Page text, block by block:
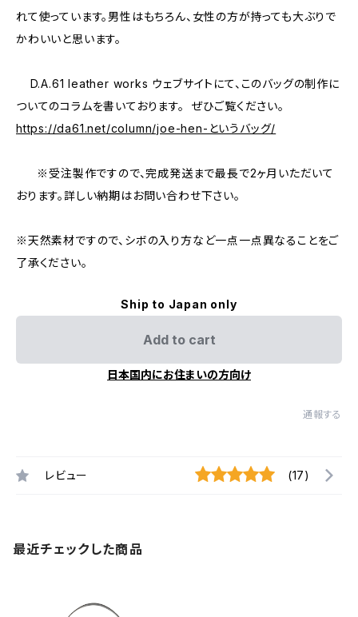
れて使っています。男性はもちろん、女性の方が持っても大ぶりで
かわいいと思います。
D.A.61 leather works ウェブサイトにて、このバッグの制作に
ついてのコラムを書いております。 ぜひご覧ください。
https://da61.net/column/joe-hen-というバッグ/
※受注製作ですので、完成発送まで最長で2ヶ月いただいて
おります。詳しい納期はお問い合わせ下さい。
※天然素材ですので、シボの入り方など一点一点異なることをご
了承ください。
Ship to Japan only
Add to cart
日本国内にお住まいの方向け
通報する
レビュー (17)
最近チェックした商品